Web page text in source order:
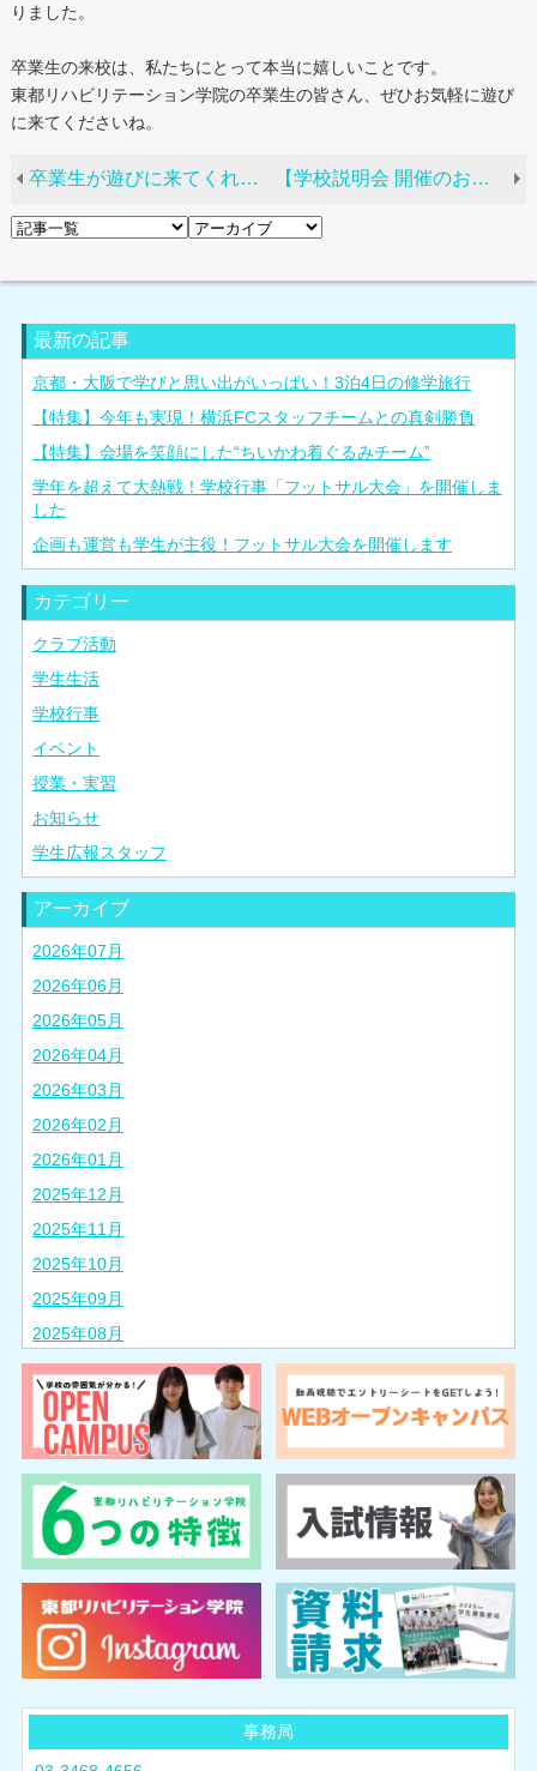
りました。
卒業生の来校は、私たちにとって本当に嬉しいことです。
東都リハビリテーション学院の卒業生の皆さん、ぜひお気軽に遊び
に来てくださいね。
卒業生が遊びに来てくれました！ 【学校説明会 開催のお知らせ】理学療法士を目指す皆さまへ
最新の記事
京都・大阪で学びと思い出がいっぱい！3泊4日の修学旅行
【特集】今年も実現！横浜FCスタッフチームとの真剣勝負
【特集】会場を笑顔にした“ちいかわ着ぐるみチーム”
学年を超えて大熱戦！学校行事「フットサル大会」を開催しま
した
企画も運営も学生が主役！フットサル大会を開催します
カテゴリー
クラブ活動
学生生活
学校行事
イベント
授業・実習
お知らせ
学生広報スタッフ
アーカイブ
2026年07月
2026年06月
2026年05月
2026年04月
2026年03月
2026年02月
2026年01月
2025年12月
2025年11月
2025年10月
2025年09月
2025年08月
2025年07月
2025年06月
2025年05月
2025年04月
2025年03月
2025年02月
2024年08月
2024年07月
2024年06月
2024年05月
2024年04月
事務局